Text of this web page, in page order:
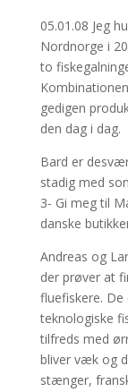
05.01.08 Jeg
Nordnorge i
to
gedigen
den dag i dag.
Bard er
stadig med
3- Gi meg til
danske
Andreas og
der prøver at
fluefiskere.
teknologiske
tilfreds med
bliver væk og
stænger,